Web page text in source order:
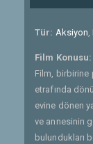
Tür: Aksiyon,
Film
Film, birbirine
etrafında
evine dönen
ve annesinin
bulundukları